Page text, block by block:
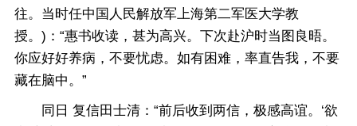
往。当时任中国人民解放军上海第二军医大学教
授。)：“惠书收读，甚为高兴。下次赴沪时当图良晤。
你应好好养病，不要忧虑。如有困难，率直告我，不要
藏在脑中。”
同日 复信田士清：“前后收到两信，极感高谊。‘欲